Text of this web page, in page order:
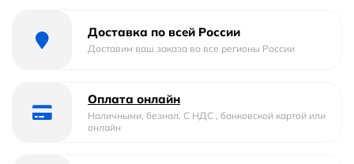
неподвижная, что обеспечивает максимальную
надежность и удобство при ее использовании.
и быстрым процессом. Анодированный алюминиевый
профиль обеспечивает дополнительную прочность и
Доставка по всей России
Доставим ваш заказа во все регионы России
Оплата онлайн
Наличными, безнал. С НДС , банковской картой или
онлайн